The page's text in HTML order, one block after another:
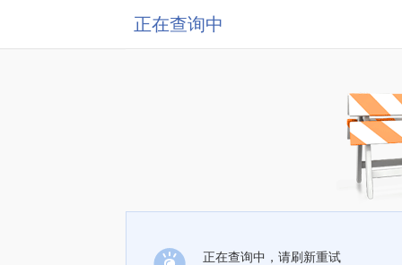
正在查询中
正在查询中，请刷新重试